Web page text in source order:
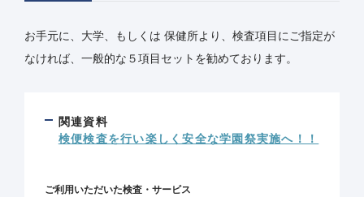
お手元に、大学、もしくは 保健所より、検査項目にご指定が
なければ、一般的な５項目セットを勧めております。
関連資料
検便検査を行い楽しく安全な学園祭実施へ！！
ご利用いただいた検査・サービス